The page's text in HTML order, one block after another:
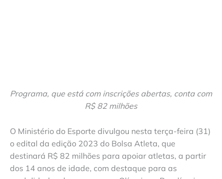
Programa, que está com inscrições abertas, conta com
R$ 82 milhões
O Ministério do Esporte divulgou nesta terça-feira (31)
o edital da edição 2023 do Bolsa Atleta, que
destinará R$ 82 milhões para apoiar atletas, a partir
dos 14 anos de idade, com destaque para as